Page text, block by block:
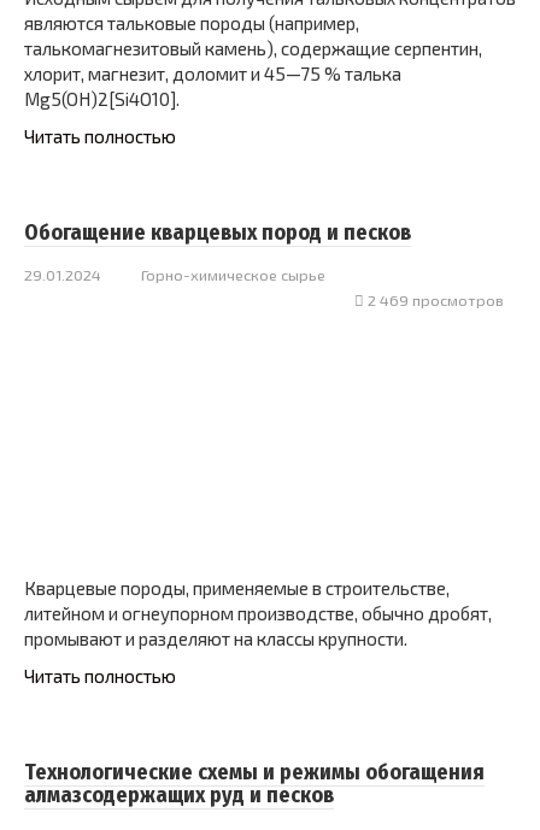
являются тальковые породы (например,
талькомагнезитовый камень), содержащие серпентин,
хлорит, магнезит, доломит и 45—75 % талька
Mg5(OH)2[Si4O10].
Читать полностью
Обогащение кварцевых пород и песков
29.01.2024
Горно-химическое сырье
2 469 просмотров
Кварцевые породы, применяемые в строительстве,
литейном и огнеупорном производстве, обычно дробят,
промывают и разделяют на классы крупности.
Читать полностью
Технологические схемы и режимы обогащения
алмазсодержащих руд и песков